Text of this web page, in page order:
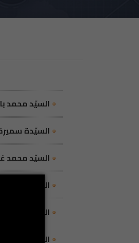
السيّد محمد
السيّدة
السيّد محمد
السيّدة نجوى
السيّدة كريمة
السيّدة